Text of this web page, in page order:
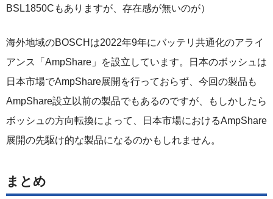
BSL1850Cもありますが、存在感が無いのが）
海外地域のBOSCHは2022年9年にバッテリ共通化のアライ
アンス「AmpShare」を設立しています。日本のボッシュは
日本市場でAmpShare展開を行っておらず、今回の製品も
AmpShare設立以前の製品でもあるのですが、もしかしたら
ボッシュの方向転換によって、日本市場におけるAmpShare
展開の先駆け的な製品になるのかもしれません。
まとめ